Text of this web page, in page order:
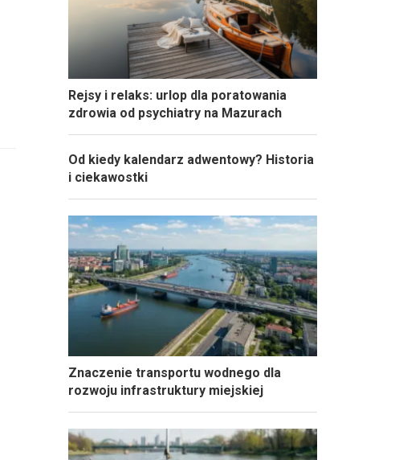
Rejsy i relaks: urlop dla poratowania
zdrowia od psychiatry na Mazurach
Od kiedy kalendarz adwentowy? Historia
i ciekawostki
Znaczenie transportu wodnego dla
rozwoju infrastruktury miejskiej